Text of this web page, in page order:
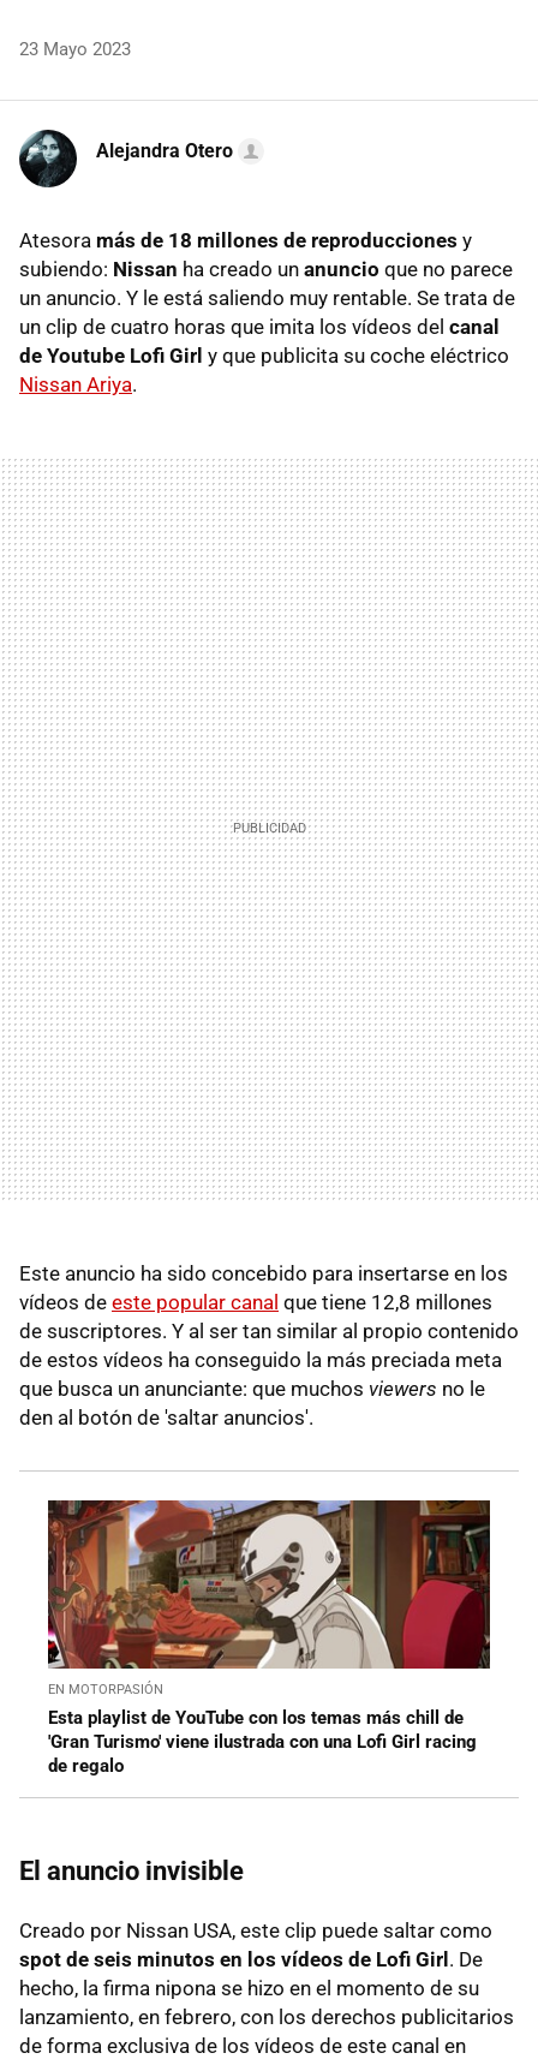
23 Mayo 2023
Alejandra Otero
Atesora más de 18 millones de reproducciones y
subiendo: Nissan ha creado un anuncio que no parece
un anuncio. Y le está saliendo muy rentable. Se trata de
un clip de cuatro horas que imita los vídeos del canal
de Youtube Lofi Girl y que publicita su coche eléctrico
Nissan Ariya.
Este anuncio ha sido concebido para insertarse en los
vídeos de este popular canal que tiene 12,8 millones
de suscriptores. Y al ser tan similar al propio contenido
de estos vídeos ha conseguido la más preciada meta
que busca un anunciante: que muchos viewers no le
den al botón de 'saltar anuncios'.
EN MOTORPASIÓN
Esta playlist de YouTube con los temas más chill de
'Gran Turismo' viene ilustrada con una Lofi Girl racing
de regalo
El anuncio invisible
Creado por Nissan USA, este clip puede saltar como
spot de seis minutos en los vídeos de Lofi Girl. De
hecho, la firma nipona se hizo en el momento de su
lanzamiento, en febrero, con los derechos publicitarios
de forma exclusiva de los vídeos de este canal en